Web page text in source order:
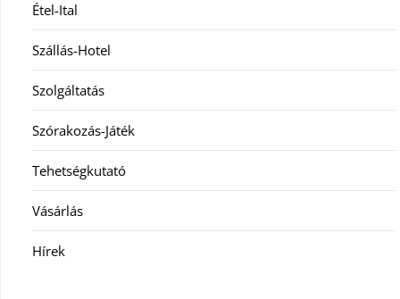
Étel-Ital
Szállás-Hotel
Szolgáltatás
Szórakozás-Játék
Tehetségkutató
Vásárlás
Hírek